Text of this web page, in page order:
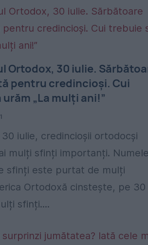
Ortodox, 30 iulie.
pentru credincioși. Cui
„La mulți ani!”
iulie, credincioșii ortodocși
mulți sfinți importanți.
sfinți este purtat de mulți
Ortodoxă cinstește, pe 30
sfinți....